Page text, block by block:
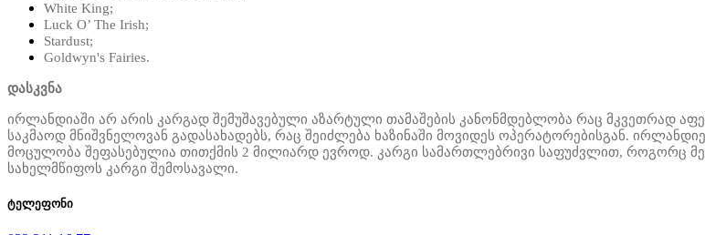
White King;
Luck O’ The Irish;
Stardust;
Goldwyn's Fairies.
დასკვნა
ირლანდიაში არ არის კარგად შემუშავებული აზარტული თამაშების კანონმდებლობა რაც მკვეთრად
საკმაოდ მნიშვნელოვან გადასახადებს, რაც შეიძლება ხაზინაში მოვიდეს ოპერატორებისგან.
მოცულობა შეფასებულია თითქმის 2 მილიარდ ევროდ. კარგი სამართლებრივი საფუძვლით, როგორც
სახელმწიფოს კარგი შემოსავალი.
ტელეფონი